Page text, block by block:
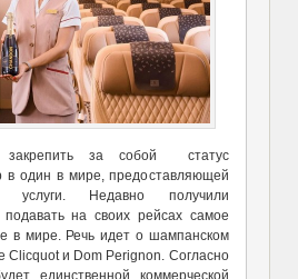
закрепить за собой статус
в один в мире, предоставляющей
услуги. Недавно получили
на своих рейсах самое
в мире. Речь идет о шампанском
Clicquot и Dom Perignon. Согласно